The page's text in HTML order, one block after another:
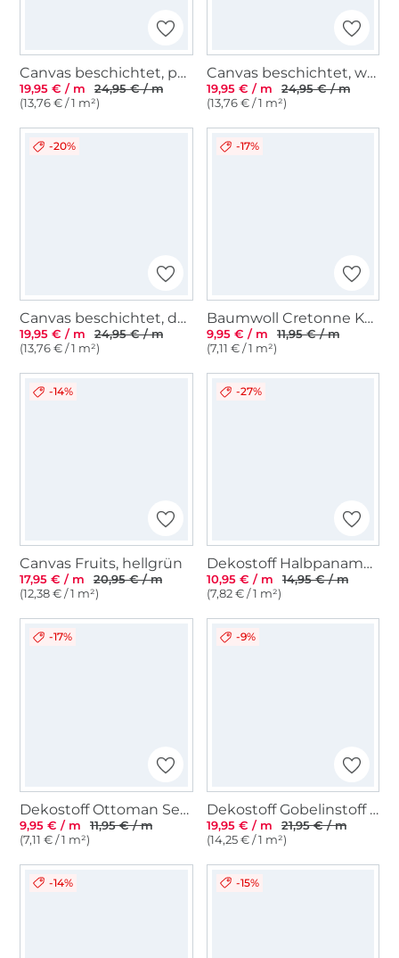
Canvas beschichtet, petrol
19,95 € / m
24,95 € / m
(13,76 € / 1 m²)
Canvas beschichtet, weinrot
19,95 € / m
24,95 € / m
(13,76 € / 1 m²)
-20%
Canvas beschichtet, dunkelgrau
19,95 € / m
24,95 € / m
(13,76 € / 1 m²)
-17%
Baumwoll Cretonne Katzen, beige
9,95 € / m
11,95 € / m
(7,11 € / 1 m²)
-14%
Canvas Fruits, hellgrün
17,95 € / m
20,95 € / m
(12,38 € / 1 m²)
-27%
Dekostoff Halbpanama Tulpen, hellgrün
10,95 € / m
14,95 € / m
(7,82 € / 1 m²)
-17%
Dekostoff Ottoman Segelboote, wollweiß
9,95 € / m
11,95 € / m
(7,11 € / 1 m²)
-9%
Dekostoff Gobelinstoff Library Book Cover, schwarz
19,95 € / m
21,95 € / m
(14,25 € / 1 m²)
-14% -15%